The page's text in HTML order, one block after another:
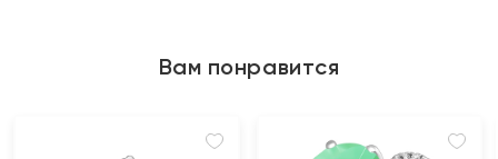
Вам понравится